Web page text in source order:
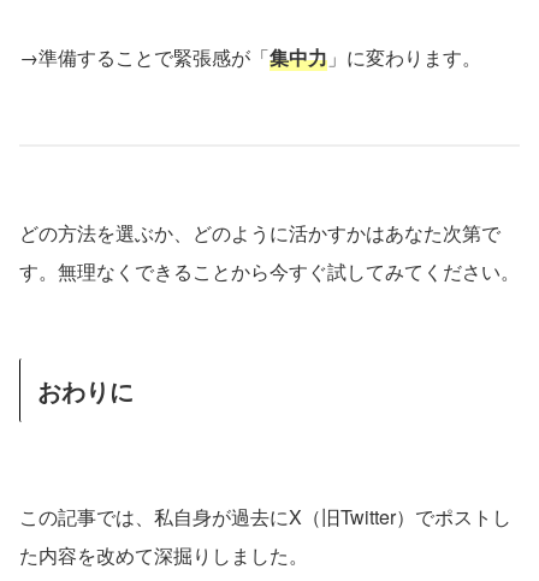
→準備することで緊張感が「集中力 」に変わります。
どの方法を選ぶか、どのように活かすかはあなた次第で
す。無理なくできることから今すぐ試してみてください。
おわりに
この記事では、私自身が過去にX（旧Twitter）でポストし
た内容を改めて深掘りしました。